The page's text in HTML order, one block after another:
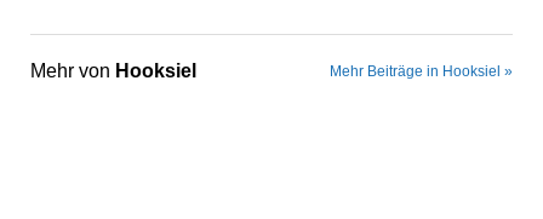
Mehr von Hooksiel Mehr Beiträge in Hooksiel »